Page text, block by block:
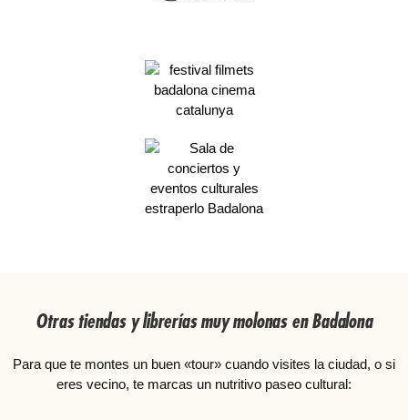
Otras tiendas y librerías muy molonas en Badalona
Para que te montes un buen «tour» cuando visites la ciudad, o si
eres vecino, te marcas un nutritivo paseo cultural: